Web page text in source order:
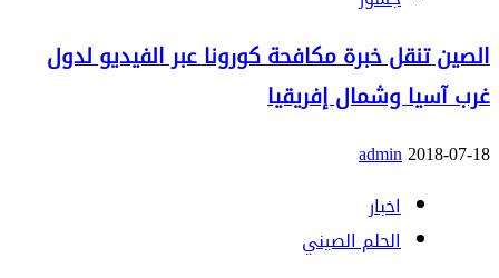
الصين تنقل خبرة مكافحة كورونا عبر الفيديو لدول
غرب آسيا وشمال إفريقيا
2018-07-18
admin
اخبار
الحلم الصيني